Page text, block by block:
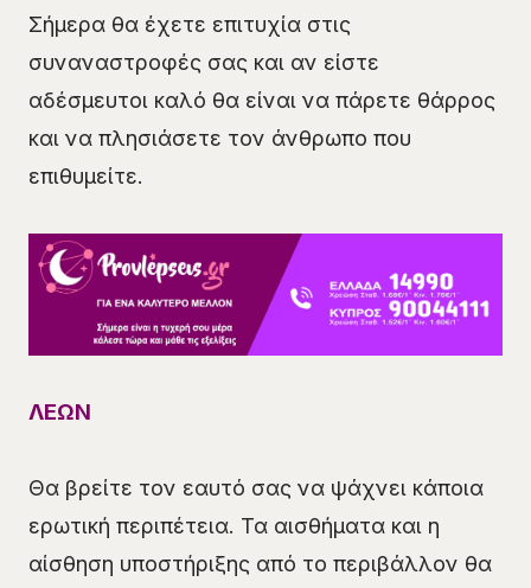
Σήμερα θα έχετε επιτυχία στις
συναναστροφές σας και αν είστε
αδέσμευτοι καλό θα είναι να πάρετε θάρρος
και να πλησιάσετε τον άνθρωπο που
επιθυμείτε.
ΛΕΩΝ
Θα βρείτε τον εαυτό σας να ψάχνει κάποια
ερωτική περιπέτεια. Τα αισθήματα και η
αίσθηση υποστήριξης από το περιβάλλον θα